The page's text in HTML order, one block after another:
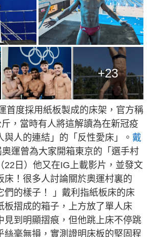
+23
首度採用紙板製成的床架，官方稱
，當時有人將這解讀為在新冠疫
與人的連結」的「反性愛床」。 戴
奧運曾為大家開箱東京的「選手村
22日）他又在IG上載影片，並發文
床！很多人討論關於奧運村裏的
們的樣子！ 」戴利指紙板床的床
板摺成的箱子，上方放了單人床
見到明顯摺痕，但他跳上床不停跳
絲毫無損，實測證明床板的堅固程